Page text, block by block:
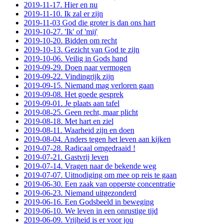
2019-11-17. Hier en nu
2019-11-10. Ik zal er zijn
2019-11-03 God die groter is dan ons hart
2019-10-27. 'Ik' of 'mij'
2019-10-20. Bidden om recht
2019-10-13. Gezicht van God te zijn
2019-10-06. Veilig in Gods hand
2019-09-29. Doen naar vermogen
2019-09-22. Vindingrijk zijn
2019-09-15. Niemand mag verloren gaan
2019-09-08. Het goede gesprek
2019-09-01. Je plaats aan tafel
2019-08-25. Geen recht, maar plicht
2019-08-18. Met hart en ziel
2019-08-11. Waarheid zijn en doen
2019-08-04. Anders tegen het leven aan kijken
2019-07-28. Radicaal omgedraaid !
2019-07-21. Gastvrij leven
2019-07-14. Vragen naar de bekende weg
2019-07-07. Uitnodiging om mee op reis te gaan
2019-06-30. Een zaak van opperste concentratie
2019-06-23. Niemand uitgezonderd
2019-06-16. Een Godsbeeld in beweging
2019-06-10. We leven in een onrustige tijd
2019-06-09. Vrijheid is er voor jou